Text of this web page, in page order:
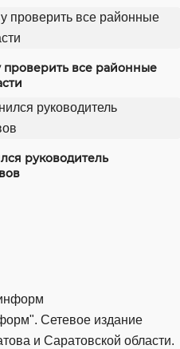
все районные
руководитель
Сетевое издание
и Саратовской области.